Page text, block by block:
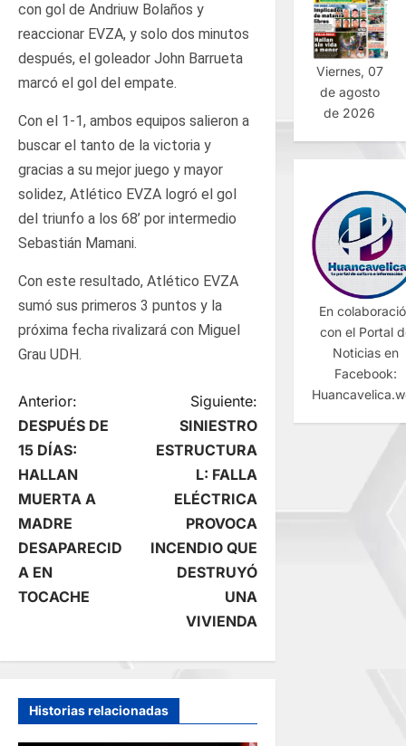
con gol de Andriuw Bolaños y
reaccionar EVZA, y solo dos minutos
después, el goleador John Barrueta
marcó el gol del empate.
Con el 1-1, ambos equipos salieron a
buscar el tanto de la victoria y
gracias a su mejor juego y mayor
solidez, Atlético EVZA logró el gol
del triunfo a los 68’ por intermedio
Sebastián Mamani.
Con este resultado, Atlético EVZA
sumó sus primeros 3 puntos y la
próxima fecha rivalizará con Miguel
Grau UDH.
N
a
v
e
g
a
c
i
ó
Anterior:
DESPUÉS DE
15 DÍAS:
HALLAN
MUERTA A
MADRE
DESAPARECID
A EN
TOCACHE
Siguiente:
SINIESTRO
ESTRUCTURA
L: FALLA
ELÉCTRICA
PROVOCA
INCENDIO QUE
DESTRUYÓ
UNA
VIVIENDA
Historias relacionadas
Viernes, 07
de agosto
de 2026
En
con el Portal
Noticias en
Facebook: